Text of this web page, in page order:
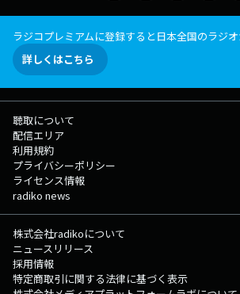
ラジコプレミアムに登録すると日本全国のラジ
詳しくはこちら
聴取について
配信エリア
利用規約
プライバシーポリシー
ライセンス情報
radiko news
株式会社radikoについて
ニュースリリース
採用情報
特定商取引に関する法律に基づく表示